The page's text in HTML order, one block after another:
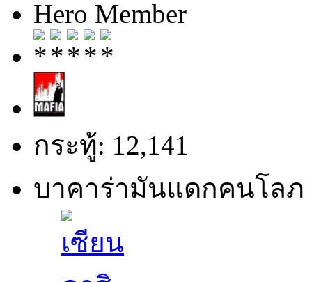
Hero Member
กระทู้: 12,141
บาคาร่ามันแดกคนโลภ